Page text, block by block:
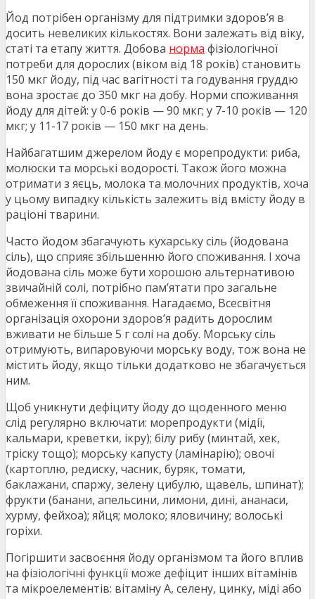
Йод потрібен організму для підтримки здоров’я в
досить невеликих кількостях. Вони залежать від віку,
статі та етапу життя. Добова норма фізіологічної
потреби для дорослих (віком від 18 років) становить
150 мкг йоду, під час вагітності та годування груддю
вона зростає до 350 мкг на добу. Норми споживання
йоду для дітей: у 0-6 років — 90 мкг; у 7-10 років — 120
мкг; у 11-17 років — 150 мкг на день.
Найбагатшим джерелом йоду є морепродукти: риба,
молюски та морські водорості. Також його можна
отримати з яєць, молока та молочних продуктів, хоча
у цьому випадку кількість залежить від вмісту йоду в
раціоні тварини.
Часто йодом збагачують кухарську сіль (йодована
сіль), що сприяє збільшенню його споживання. І хоча
йодована сіль може бути хорошою альтернативою
звичайній солі, потрібно пам’ятати про загальне
обмеження її споживання. Нагадаємо, Всесвітня
організація охорони здоров’я радить дорослим
вживати не більше 5 г солі на добу. Морську сіль
отримують, випаровуючи морську воду, тож вона не
містить йоду, якщо тільки додатково не збагачується
ним.
Щоб уникнути дефіциту йоду до щоденного меню
слід регулярно включати: морепродукти (мідії,
кальмари, креветки, ікру); білу рибу (минтай, хек,
тріску тощо); морську капусту (ламінарію); овочі
(картоплю, редиску, часник, буряк, томати,
баклажани, спаржу, зелену цибулю, щавель, шпинат);
фрукти (банани, апельсини, лимони, дині, ананаси,
хурму, фейхоа); яйця; молоко; яловичину; волоські
горіхи.
Погіршити засвоєння йоду організмом та його вплив
на фізіологічні функції може дефіцит інших вітамінів
та мікроелементів: вітаміну А, селену, цинку, міді або